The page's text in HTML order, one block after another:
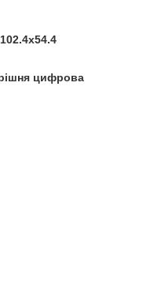
цифрова